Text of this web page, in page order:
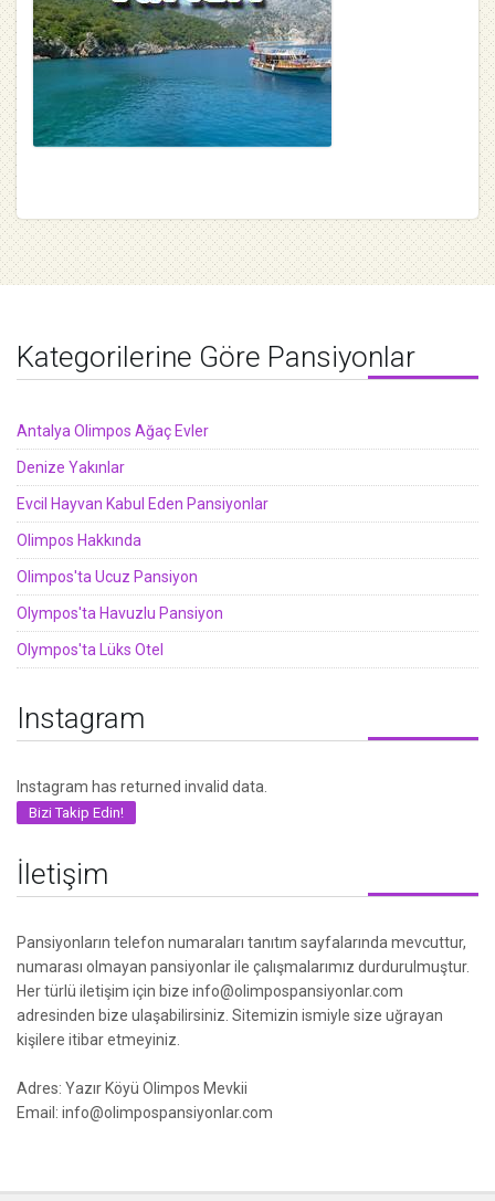
Kategorilerine Göre Pansiyonlar
Antalya Olimpos Ağaç Evler
Denize Yakınlar
Evcil Hayvan Kabul Eden Pansiyonlar
Olimpos Hakkında
Olimpos'ta Ucuz Pansiyon
Olympos'ta Havuzlu Pansiyon
Olympos'ta Lüks Otel
Instagram
Instagram has returned invalid data.
Bizi Takip Edin!
İletişim
Pansiyonların telefon numaraları tanıtım sayfalarında mevcuttur,
numarası olmayan pansiyonlar ile çalışmalarımız durdurulmuştur.
Her türlü iletişim için bize info@olimpospansiyonlar.com
adresinden bize ulaşabilirsiniz. Sitemizin ismiyle size uğrayan
kişilere itibar etmeyiniz.
Adres: Yazır Köyü Olimpos Mevkii
Email: info@olimpospansiyonlar.com